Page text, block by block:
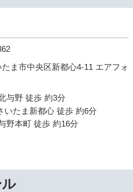
ま市中央区新都心4-11 エアフォ
与野 徒歩 約3分
いたま新都心 徒歩 約6分
野本町 徒歩 約16分